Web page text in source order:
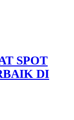
SPOT
DI